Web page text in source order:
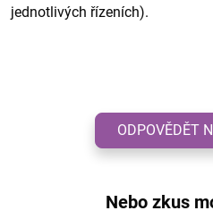
jednotlivých řízeních).
ODPOVĚDĚT
Nebo zkus